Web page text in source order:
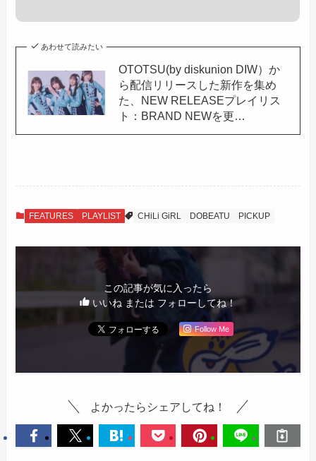
あわせて読みたい
OTOTSU(by diskunion DIW）か
ら配信リリースした新作を集め
た、NEW RELEASEプレイリス
ト：BRAND NEWを更…
FEATURES PLAYLIST CHiLi GiRL DOBEATU PICKUP
この記事が気に入ったら
いいね または フォローしてね！
Follow Me
よかったらシェアしてね！